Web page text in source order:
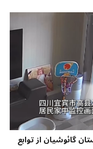
ریشتر شهرستان گائوشیان از توابع